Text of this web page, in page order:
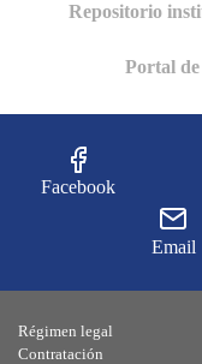
Repositorio
Portal
Facebook
Email
Régimen legal
Contratación